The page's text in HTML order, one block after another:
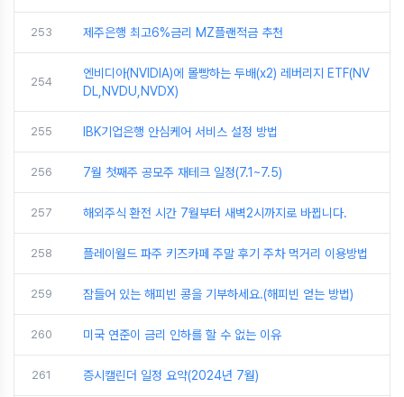
253 제주은행 최고6%금리 MZ플랜적금 추천
254
엔비디아(NVIDIA)에 몰빵하는 두배(x2) 레버리지 ETF(NV
DL,NVDU,NVDX)
255 IBK기업은행 안심케어 서비스 설정 방법
256 7월 첫째주 공모주 재테크 일정(7.1~7.5)
257 해외주식 환전 시간 7월부터 새벽2시까지로 바뀝니다.
258 플레이월드 파주 키즈카페 주말 후기 주차 먹거리 이용방법
259 잠들어 있는 해피빈 콩을 기부하세요.(해피빈 얻는 방법)
260 미국 연준이 금리 인하를 할 수 없는 이유
261 증시캘린더 일정 요약(2024년 7월)